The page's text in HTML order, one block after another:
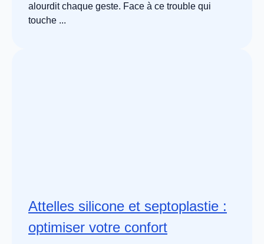
alourdit chaque geste. Face à ce trouble qui
touche ...
Attelles silicone et septoplastie :
optimiser votre confort